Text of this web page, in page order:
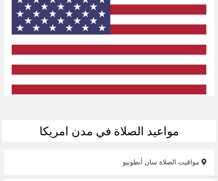
مواعيد الصلاة في مدن امريكا
مواقيت الصلاة سان أنطونيو